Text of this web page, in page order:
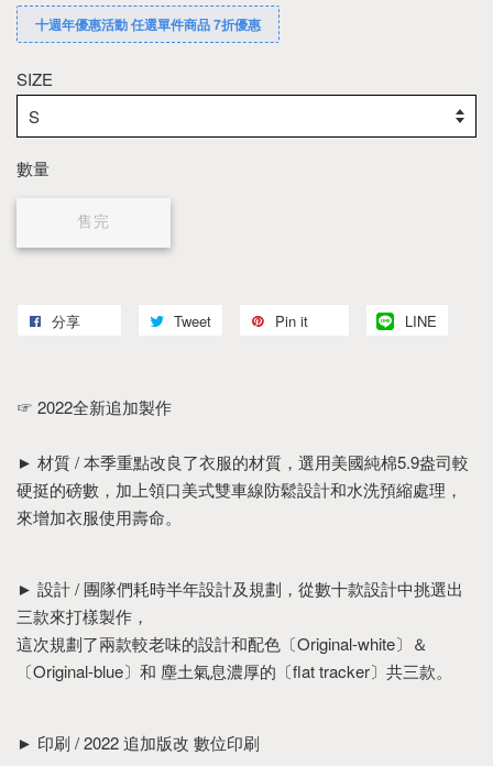
十週年優惠活動 任選單件商品 7折優惠
SIZE
數量
售完
分享 Tweet Pin it LINE
☞ 2022全新追加製作
► 材質 / 本季重點改良了衣服的材質，選用美國純棉5.9盎司較
硬挺的磅數，加上領口美式雙車線防鬆設計和水洗預縮處理，
來增加衣服使用壽命。
► 設計 / 團隊們耗時半年設計及規劃，從數十款設計中挑選出
三款來打樣製作，
這次規劃了兩款較老味的設計和配色〔Original-white〕＆
〔Original-blue〕和 塵土氣息濃厚的〔flat tracker〕共三款。
► 印刷 / 2022 追加版改 數位印刷